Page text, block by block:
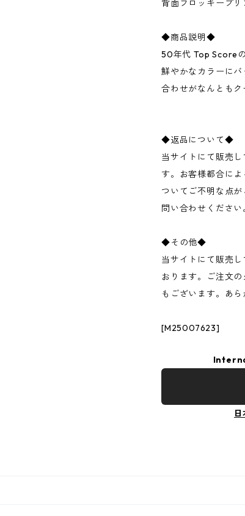
背面フロッキープリ
◆商品説明◆
50年代 Top Score
鮮やかなカラーに
合わせがなんともク
◆返品について◆
当サイトにて販売
す。お客様都合に
ついてご不明な点
問い合わせください
◆その他◆
当サイトにて販売
おります。ご注文
もございます。あら
[M25007623]